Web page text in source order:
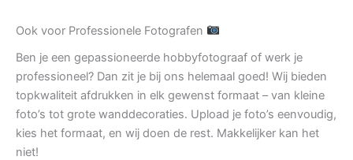
Ook voor Professionele Fotografen
Ben je een gepassioneerde hobbyfotograaf of werk je
professioneel? Dan zit je bij ons helemaal goed! Wij bieden
topkwaliteit afdrukken in elk gewenst formaat – van kleine
foto’s tot grote wanddecoraties. Upload je foto’s eenvoudig,
kies het formaat, en wij doen de rest. Makkelijker kan het
niet!